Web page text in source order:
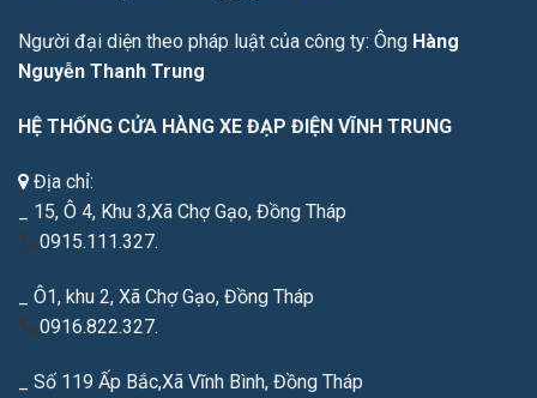
Người đại diện theo pháp luật của công ty: Ông Hàng
Nguyễn Thanh Trung
HỆ THỐNG CỬA HÀNG XE ĐẠP ĐIỆN VĨNH TRUNG
Địa chỉ:
_ 15, Ô 4, Khu 3,Xã Chợ Gạo, Đồng Tháp
0915.111.327.
_ Ô1, khu 2, Xã Chợ Gạo, Đồng Tháp
0916.822.327.
_ Số 119 Ấp Bắc,Xã Vĩnh Bình, Đồng Tháp